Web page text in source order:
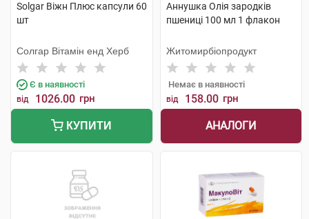
Solgar Віжн Плюс капсули 60
шт
Солгар Вітамін енд Херб
Є в наявності
від 1026.00 грн
КУПИТИ
Аннушка Олія зародків
пшениці 100 мл 1 флакон
Житомирбіопродукт
Немає в наявності
від 158.00 грн
АНАЛОГИ